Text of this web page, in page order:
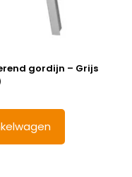
gordijn – Grijs